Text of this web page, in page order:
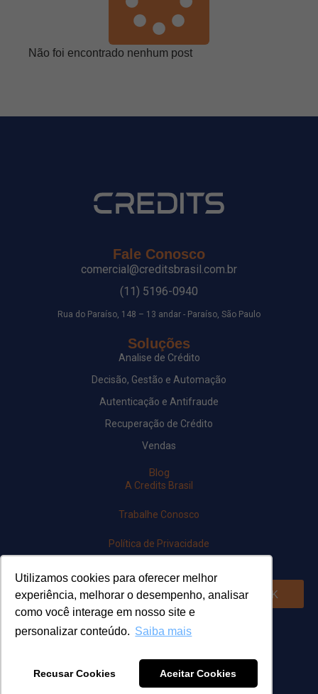
Utilizamos cookies para oferecer melhor
experiência, melhorar o desempenho, analisar
como você interage em nosso site e
personalizar conteúdo. Saiba mais
Recusar Cookies Aceitar Cookies
Não foi encontrado nenhum post
Fale Conosco
comercial@creditsbrasil.com.br
(11) 5196-0940
Rua do Paraíso, 148 – 13 andar - Paraíso, São Paulo
Soluções
Analise de Crédito
Decisão, Gestão e Automação
Autenticação e Antifraude
Recuperação de Crédito
Vendas
Blog
A Credits Brasil
Trabalhe Conosco
Política de Privacidade
Newsletter
OK
Siga-nos em nossas redes